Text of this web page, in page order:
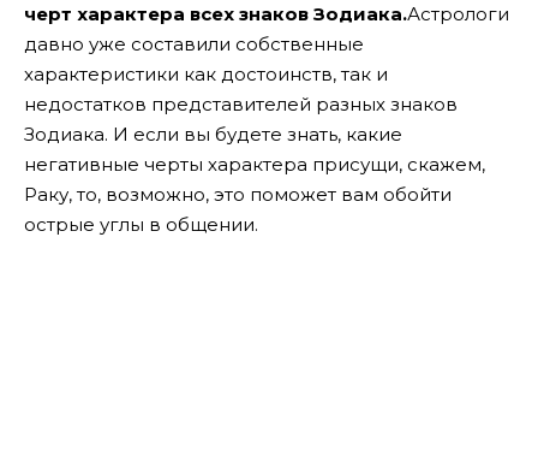
черт характера всех знаков Зодиака.Астрологи
давно уже составили собственные
характеристики как достоинств, так и
недостатков представителей разных знаков
Зодиака. И если вы будете знать, какие
негативные черты характера присущи, скажем,
Раку, то, возможно, это поможет вам обойти
острые углы в общении.